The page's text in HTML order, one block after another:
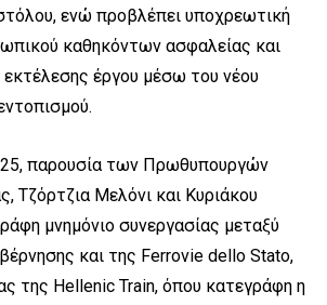
ενώ προβλέπει υποχρεωτική
καθηκόντων ασφαλείας και
έργου μέσω του νέου
παρουσία των Πρωθυπουργών
Τζόρτζια Μελόνι και Κυριάκου
μνημόνιο συνεργασίας μεταξύ
και της Ferrovie dello Stato,
της Hellenic Train, όπου κατεγράφη η